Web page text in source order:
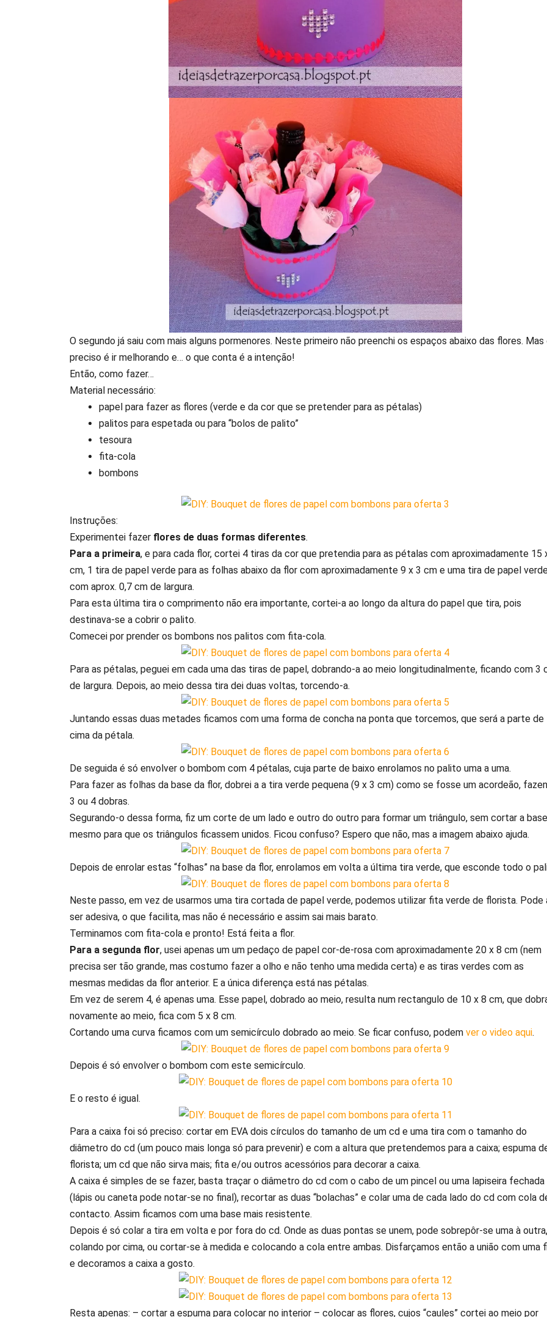
O segundo já saiu com mais alguns pormenores. Neste primeiro não preenchi os espaços abaixo das flores. Mas
preciso é ir melhorando e… o que conta é a intenção!
Então, como fazer…
Material necessário:
papel para fazer as flores (verde e da cor que se pretender para as pétalas)
palitos para espetada ou para “bolos de palito”
tesoura
fita-cola
bombons
Instruções:
Experimentei fazer flores de duas formas diferentes.
Para a primeira, e para cada flor, cortei 4 tiras da cor que pretendia para as pétalas com aproximadamente 15
cm, 1 tira de papel verde para as folhas abaixo da flor com aproximadamente 9 x 3 cm e uma tira de papel
com aprox. 0,7 cm de largura.
Para esta última tira o comprimento não era importante, cortei-a ao longo da altura do papel que tira, pois
destinava-se a cobrir o palito.
Comecei por prender os bombons nos palitos com fita-cola.
Para as pétalas, peguei em cada uma das tiras de papel, dobrando-a ao meio longitudinalmente, ficando com 3
de largura. Depois, ao meio dessa tira dei duas voltas, torcendo-a.
Juntando essas duas metades ficamos com uma forma de concha na ponta que torcemos, que será a parte de
cima da pétala.
De seguida é só envolver o bombom com 4 pétalas, cuja parte de baixo enrolamos no palito uma a uma.
Para fazer as folhas da base da flor, dobrei a a tira verde pequena (9 x 3 cm) como se fosse um acordeão,
3 ou 4 dobras.
Segurando-o dessa forma, fiz um corte de um lado e outro do outro para formar um triângulo, sem cortar a
mesmo para que os triângulos ficassem unidos. Ficou confuso? Espero que não, mas a imagem abaixo ajuda.
Depois de enrolar estas “folhas” na base da flor, enrolamos em volta a última tira verde, que esconde todo o
Neste passo, em vez de usarmos uma tira cortada de papel verde, podemos utilizar fita verde de florista. Pode
ser adesiva, o que facilita, mas não é necessário e assim sai mais barato.
Terminamos com fita-cola e pronto! Está feita a flor.
Para a segunda flor, usei apenas um um pedaço de papel cor-de-rosa com aproximadamente 20 x 8 cm (nem
precisa ser tão grande, mas costumo fazer a olho e não tenho uma medida certa) e as tiras verdes com as
mesmas medidas da flor anterior. E a única diferença está nas pétalas.
Em vez de serem 4, é apenas uma. Esse papel, dobrado ao meio, resulta num rectangulo de 10 x 8 cm, que
novamente ao meio, fica com 5 x 8 cm.
Cortando uma curva ficamos com um semicírculo dobrado ao meio. Se ficar confuso, podem ver o video aqui.
Depois é só envolver o bombom com este semicírculo.
E o resto é igual.
Para a caixa foi só preciso: cortar em EVA dois círculos do tamanho de um cd e uma tira com o tamanho do
diâmetro do cd (um pouco mais longa só para prevenir) e com a altura que pretendemos para a caixa; espuma
florista; um cd que não sirva mais; fita e/ou outros acessórios para decorar a caixa.
A caixa é simples de se fazer, basta traçar o diâmetro do cd com o cabo de um pincel ou uma lapiseira fechada
(lápis ou caneta pode notar-se no final), recortar as duas “bolachas” e colar uma de cada lado do cd com cola
contacto. Assim ficamos com uma base mais resistente.
Depois é só colar a tira em volta e por fora do cd. Onde as duas pontas se unem, pode sobrepôr-se uma à outra,
colando por cima, ou cortar-se à medida e colocando a cola entre ambas. Disfarçamos então a união com uma
e decoramos a caixa a gosto.
Resta apenas: – cortar a espuma para colocar no interior – colocar as flores, cujos “caules” cortei ao meio por